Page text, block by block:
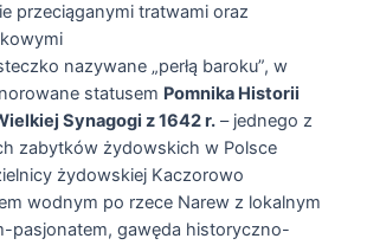
przeciąganymi tratwami oraz
nazywane „perłą baroku”, w
statusem Pomnika Historii
Synagogi z 1642 r.– jednego z
zabytków żydowskich w Polsce
żydowskiej Kaczorowo
wodnym po rzece Narew z lokalnym
pasjonatem, gawęda historyczno-